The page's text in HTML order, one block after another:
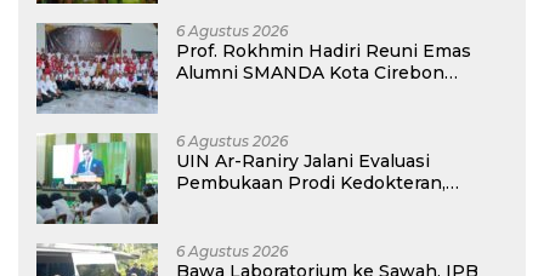
Guru Honorer
6 Agustus 2026
Prof. Rokhmin Hadiri Reuni Emas
Alumni SMANDA Kota Cirebon
6 Agustus 2026
UIN Ar-Raniry Jalani Evaluasi
Pembukaan Prodi Kedokteran,
6 Agustus 2026
Bawa Laboratorium ke Sawah, IPB